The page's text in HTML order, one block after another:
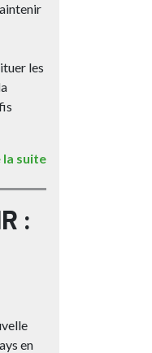
les
la suite
:
en